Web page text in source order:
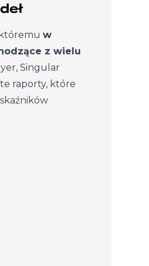
w
z wielu
Singular
raporty, które